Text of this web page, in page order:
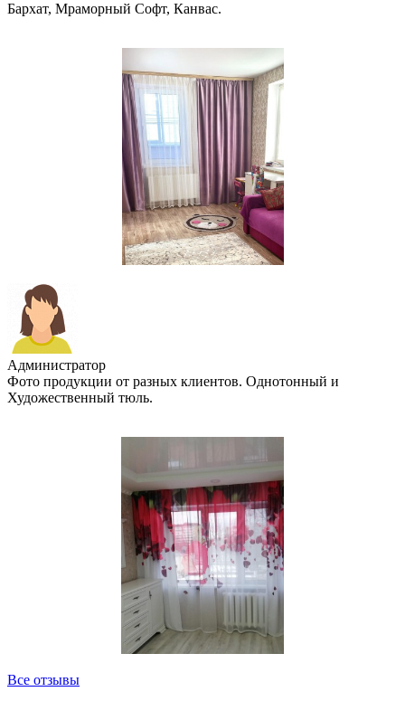
Бархат, Мраморный Софт, Канвас.
Администратор
Фото продукции от разных клиентов. Однотонный и
Художественный тюль.
Все отзывы